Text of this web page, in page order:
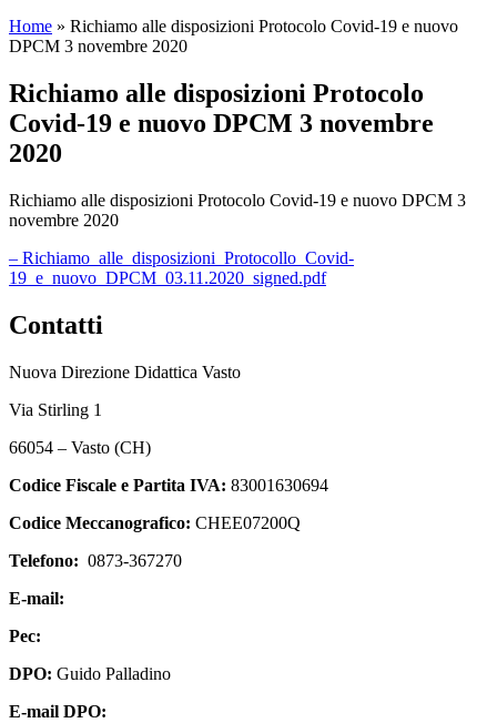
Home » Richiamo alle disposizioni Protocolo Covid-19 e nuovo
DPCM 3 novembre 2020
Richiamo alle disposizioni Protocolo
Covid-19 e nuovo DPCM 3 novembre
2020
Richiamo alle disposizioni Protocolo Covid-19 e nuovo DPCM 3
novembre 2020
– Richiamo_alle_disposizioni_Protocollo_Covid-
19_e_nuovo_DPCM_03.11.2020_signed.pdf
Contatti
Nuova Direzione Didattica Vasto
Via Stirling 1
66054 – Vasto (CH)
Codice Fiscale e Partita IVA: 83001630694
Codice Meccanografico: CHEE07200Q
Telefono: 0873-367270
E-mail:
Pec:
DPO: Guido Palladino
E-mail DPO: